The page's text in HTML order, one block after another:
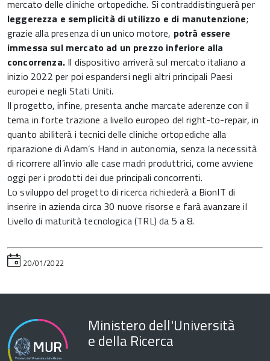
mercato delle cliniche ortopediche. Si contraddistinguerà per
leggerezza e semplicità di utilizzo e di manutenzione;
grazie alla presenza di un unico motore, potrà essere
immessa sul mercato ad un prezzo inferiore alla
concorrenza.Il dispositivo arriverà sul mercato italiano a
inizio 2022 per poi espandersi negli altri principali Paesi
europei e negli Stati Uniti.
Il progetto, infine, presenta anche marcate aderenze con il
tema in forte trazione a livello europeo del right-to-repair, in
quanto abiliterà i tecnici delle cliniche ortopediche alla
riparazione di Adam’s Hand in autonomia, senza la necessità
di ricorrere all’invio alle case madri produttrici, come avviene
oggi per i prodotti dei due principali concorrenti.
Lo sviluppo del progetto di ricerca richiederà a BionIT di
inserire in azienda circa 30 nuove risorse e farà avanzare il
Livello di maturità tecnologica (TRL) da 5 a 8.
20/01/2022
Ministero dell'Università
e della Ricerca